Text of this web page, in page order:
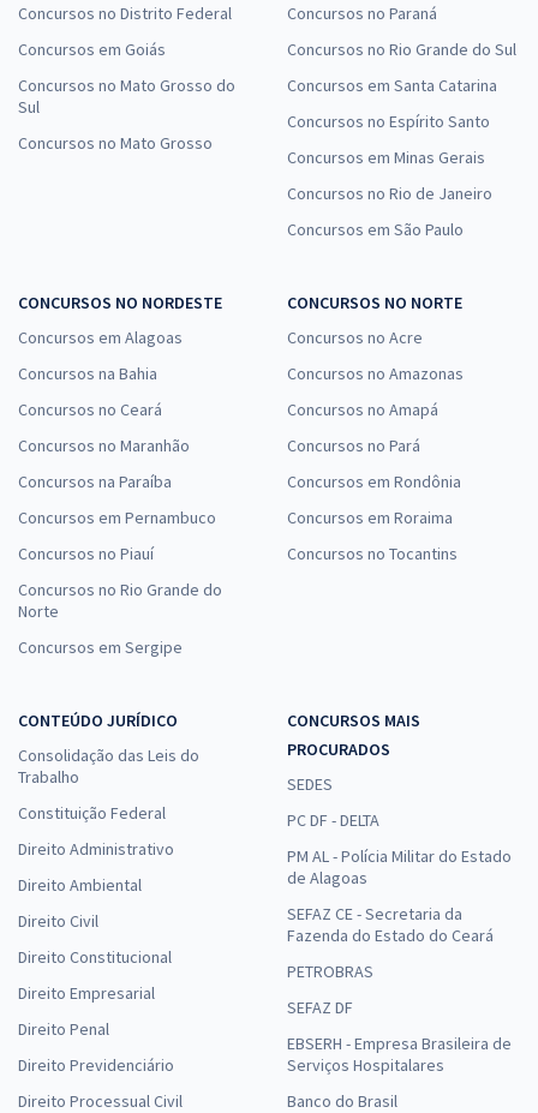
Concursos no Distrito Federal
Concursos em Goiás
Concursos no Mato Grosso do
Sul
Concursos no Mato Grosso
Concursos no Paraná
Concursos no Rio Grande do Sul
Concursos em Santa Catarina
Concursos no Espírito Santo
Concursos em Minas Gerais
Concursos no Rio de Janeiro
Concursos em São Paulo
CONCURSOS NO NORDESTE
Concursos em Alagoas
Concursos na Bahia
Concursos no Ceará
Concursos no Maranhão
Concursos na Paraíba
Concursos em Pernambuco
Concursos no Piauí
Concursos no Rio Grande do
Norte
Concursos em Sergipe
CONCURSOS NO NORTE
Concursos no Acre
Concursos no Amazonas
Concursos no Amapá
Concursos no Pará
Concursos em Rondônia
Concursos em Roraima
Concursos no Tocantins
CONTEÚDO JURÍDICO
Consolidação das Leis do
Trabalho
Constituição Federal
Direito Administrativo
Direito Ambiental
Direito Civil
Direito Constitucional
Direito Empresarial
Direito Penal
Direito Previdenciário
Direito Processual Civil
CONCURSOS MAIS
PROCURADOS
SEDES
PC DF - DELTA
PM AL - Polícia Militar do Estado
de Alagoas
SEFAZ CE - Secretaria da
Fazenda do Estado do Ceará
PETROBRAS
SEFAZ DF
EBSERH - Empresa Brasileira de
Serviços Hospitalares
Banco do Brasil